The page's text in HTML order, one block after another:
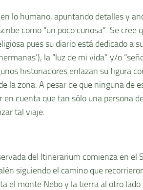
lo humano, apuntando detalles y
como “un poco curiosa”. Se
pues su diario está dedicado a
la “luz de mi vida” y/o
historiadores enlazan su figura
la zona. A pesar de que ninguna de
en cuenta que tan sólo una persona
tal viaje.
del Itinerarium comienza en el
siguiendo el camino que
el monte Nebo y la tierra al otro